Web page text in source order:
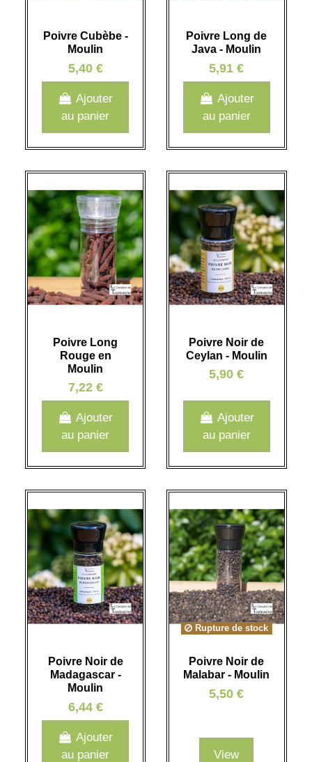
Poivre Cubèbe -
Moulin
5,40 €
Ajouter
au panier
Poivre Long de
Java - Moulin
5,91 €
Ajouter
au panier
Poivre Long
Rouge en
Moulin
7,22 €
Ajouter
au panier
Poivre Noir de
Ceylan - Moulin
5,90 €
Ajouter
au panier
Poivre Noir de
Madagascar -
Moulin
6,44 €
Ajouter
au panier
Rupture de stock
Poivre Noir de
Malabar - Moulin
5,50 €
View